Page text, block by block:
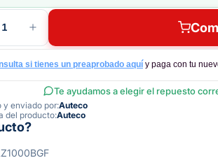
1
si tienes un preaprobado aquí y paga con tu
Te ayudamos a elegir el repuesto
y enviado por:Auteco
del producto:Auteco